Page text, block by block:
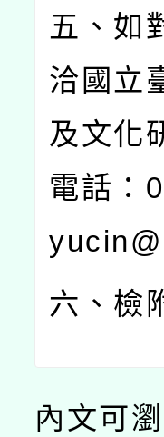
五、如
洽國立
及文化
電話：
六、檢
內文可